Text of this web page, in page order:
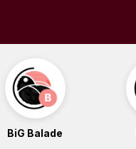
BiG Balade